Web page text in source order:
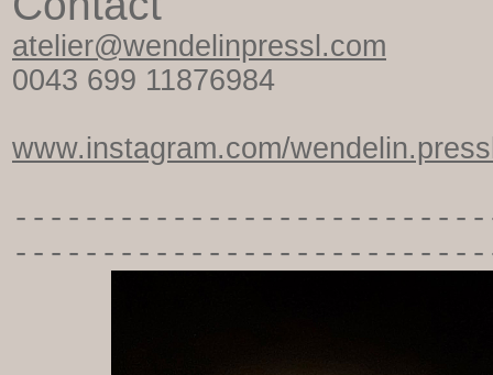
atelier@wendelinpressl.com
0043 699 11876984
www.instagram.com/
-----------